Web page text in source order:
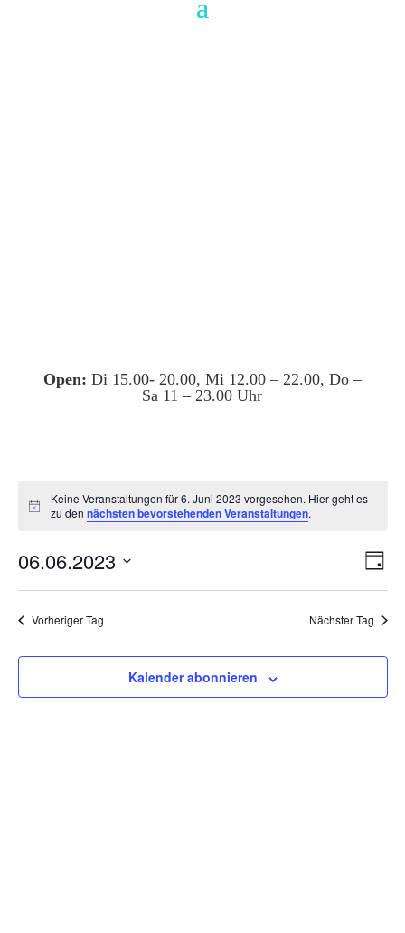
Open: Di 15.00- 20.00, Mi 12.00 – 22.00, Do –
Sa 11 – 23.00 Uhr
für
Juni
2023
Hinweis
Keine Veranstaltungen für 6. Juni 2023 vorgesehen. Hier geht es
zu den nächsten bevorstehenden Veranstaltungen.
Tag
06.06.2023
Vorheriger Tag Nächster Tag
Kalender abonnieren